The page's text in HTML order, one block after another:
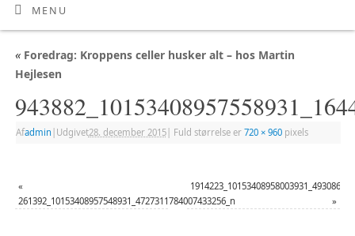
MENU
«Foredrag: Kroppens celler husker alt – hos Martin
Hejlesen
Afadmin Udgivet28. december 2015| Fuld størrelse er 720 × 960pixels
«
261392_10153408957548931_4727311784007433256_n
»